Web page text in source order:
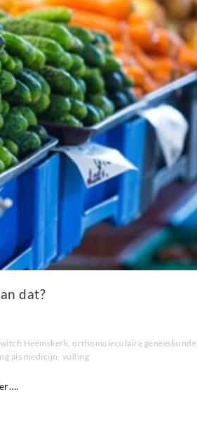
dat?
Heemskerk ,orthomoleculaire geneeskunde
als medicijn vulling